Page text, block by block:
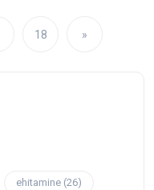
18 »
ehitamine (26)